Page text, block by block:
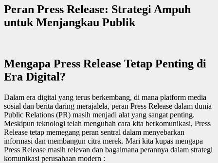
Peran Press Release: Strategi Ampuh
untuk Menjangkau Publik
Mengapa Press Release Tetap Penting di
Era Digital?
Dalam era digital yang terus berkembang, di mana platform media
sosial dan berita daring merajalela, peran Press Release dalam dunia
Public Relations (PR) masih menjadi alat yang sangat penting.
Meskipun teknologi telah mengubah cara kita berkomunikasi, Press
Release tetap memegang peran sentral dalam menyebarkan
informasi dan membangun citra merek. Mari kita kupas mengapa
Press Release masih relevan dan bagaimana perannya dalam strategi
komunikasi perusahaan modern :